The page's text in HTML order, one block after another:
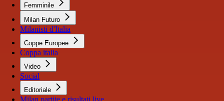
Femminile
Milan Futuro
Milanisti d'Italia
Coppe Europee
Coppa italia
Video
Social
Editoriale